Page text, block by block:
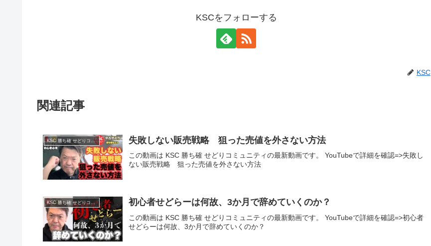
KSCをフォローする
KSC
関連記事
KSC 勝ち確 せどりコミュニティ 失敗しない販売戦略 狙った売値を外さない方法
この動画は KSC 勝ち確 せどりコミュニティの最新動画です。 YouTubeで詳細を確認=>失敗し
ない販売戦略 狙った売値を外さない方法
KSC 勝ち確 せどりコミュニティ 初心者せどらーは何故、3か月で辞めていくのか？
この動画は KSC 勝ち確 せどりコミュニティの最新動画です。 YouTubeで詳細を確認=>初心者
せどらーは何故、3か月で辞めていくのか？